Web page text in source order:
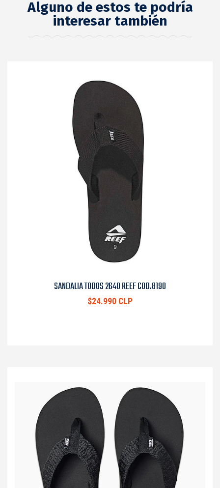
Alguno de estos te podría
interesar también
SANDALIA TODOS 2640 REEF COD.8190
$24.990 CLP